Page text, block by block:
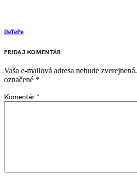
DeTePe
PRIDAJ KOMENTÁR
Vaša e-mailová adresa nebude zverejnená.
označené *
Komentár *